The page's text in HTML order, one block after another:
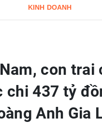
KINH DOANH
con trai
chi 437 tỷ
Anh Gia